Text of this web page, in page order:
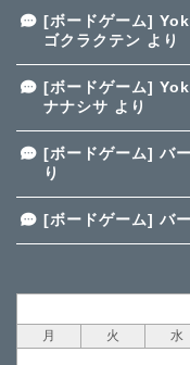
[ボードゲーム]
ゴクラクテン より
[ボードゲーム]
ナナシサ より
[ボードゲーム] バ
り
[ボードゲーム] バ
月
火 水